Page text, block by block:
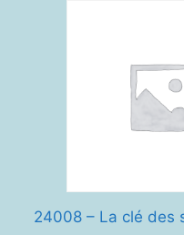
24008 – La clé des